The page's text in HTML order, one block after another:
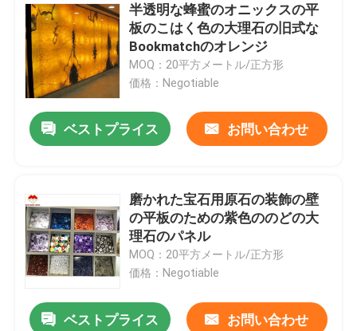
半透明な蜂蜜のオニックスの平
板のこはく色の大理石の旧式な
Bookmatchのオレンジ
MOQ：20平方メートル/正方形
価格：Negotiable
ベストプライス お問い合わせ
磨かれた宝石用原石の装飾の壁
の平板のための紫色ののどの大
理石のパネル
MOQ：20平方メートル/正方形
価格：Negotiable
ベストプライス お問い合わせ